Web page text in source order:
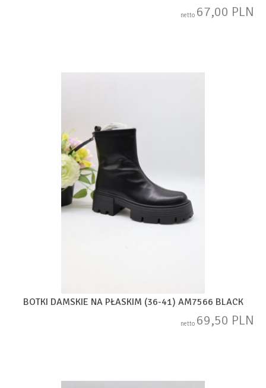
netto 67,00 PLN
BOTKI DAMSKIE NA PŁASKIM (36-41) AM7566 BLACK
netto 69,50 PLN